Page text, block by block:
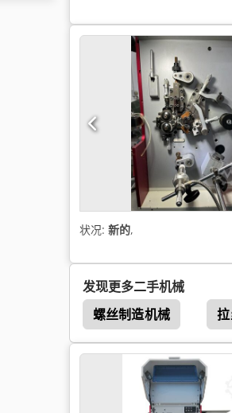
状况: 新的,
发现更多二手机械
螺丝制造机械